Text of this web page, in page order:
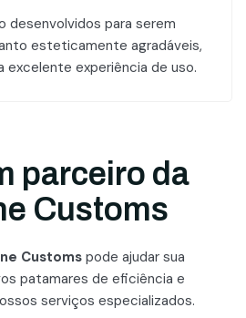
desenvolvidos para serem
esteticamente agradáveis,
excelente experiência de uso.
parceiro da
Customs
Customs pode ajudar sua
patamares de eficiência e
serviços especializados.